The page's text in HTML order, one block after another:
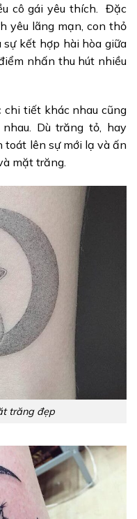
cô gái yêu thích. Đặc
yêu lãng mạn, con thỏ
kết hợp hài hòa giữa
nhấn thu hút nhiều
tiết khác nhau cũng
Dù trăng tỏ, hay
lên sự mới lạ và ấn
mặt trăng.
trăng đẹp